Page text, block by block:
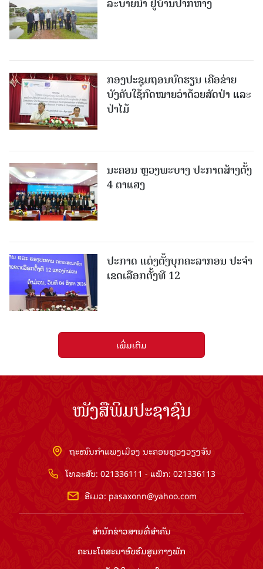
ລະບາຍນໍ້າ ຢູ່ບ້ານປາກຫາງ
ກອງປະຊຸມຖອນບົດຮຽນ ເຄືອຂ່າຍ
ບັງຄັບໃຊ້ກົດໝາຍວ່າດ້ວຍສັດປ່າ ແລະ
ປ່າໄມ້
ນະຄອນ ຫຼວງພະບາງ ປະ​ກາດ​ສ້າງ​ຕັ້ງ
4 ຕາແສງ
ປະກາດ ແຕ່ງຕັ້ງບຸກຄະລາກອນ ປະຈໍາ
ເຂດເລືອກຕັ້ງທີ 12
ເພີ່ມເຕີມ
ໜັງສືພິມປະຊາຊົນ
ຖະໜົນກຳແພງເມືອງ ນະຄອນຫຼວງວຽງຈັນ
ໂທລະສັບ: 021336111 - ແຟັກ: 021336113
ອີເມວ: pasaxonn@yahoo.com
ສຳ​ນັກ​ຂ່າວ​ສານ​ທີ່​ສຳ​ຄັນ​
ຄະນະໂຄສະນາອົບຮົມ​ສູນ​ກາງ​ພັກ